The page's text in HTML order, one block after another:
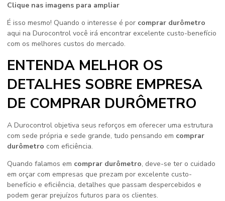
Clique nas imagens para ampliar
É isso mesmo! Quando o interesse é por comprar durômetro
aqui na Durocontrol você irá encontrar excelente custo-benefício
com os melhores custos do mercado.
ENTENDA MELHOR OS
DETALHES SOBRE EMPRESA
DE COMPRAR DURÔMETRO
A Durocontrol objetiva seus reforços em oferecer uma estrutura
com sede própria e sede grande, tudo pensando em comprar
durômetro com eficiência.
Quando falamos em comprar durômetro, deve-se ter o cuidado
em orçar com empresas que prezam por excelente custo-
benefício e eficiência, detalhes que passam despercebidos e
podem gerar prejuízos futuros para os clientes.